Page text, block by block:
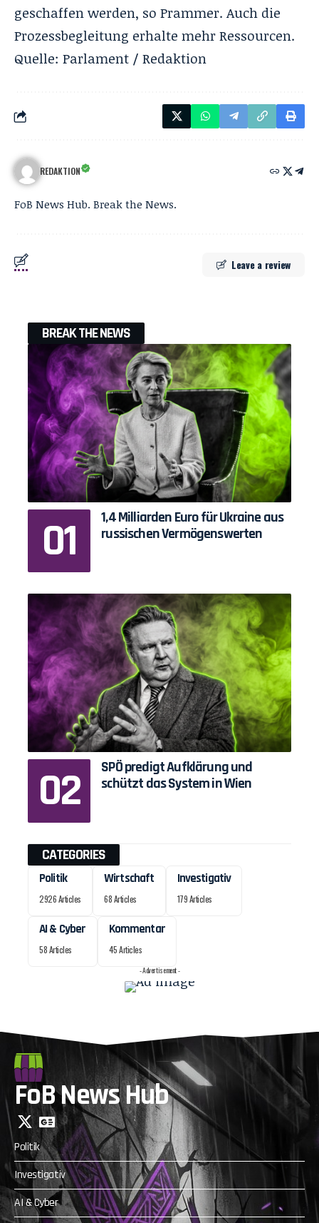
geschaffen werden, so Prammer. Auch die
Prozessbegleitung erhalte mehr Ressourcen.
Quelle: Parlament / Redaktion
REDAKTION
FoB News Hub. Break the News.
Leave a review
BREAK THE NEWS
1,4 Milliarden Euro für Ukraine aus
russischen Vermögenswerten
SPÖ predigt Aufklärung und
schützt das System in Wien
CATEGORIES
Politik
2926 Articles
Wirtschaft
68 Articles
Investigativ
179 Articles
AI & Cyber
58 Articles
Kommentar
45 Articles
- Advertisement -
FoB News Hub
Politik
Investigativ
AI & Cyber